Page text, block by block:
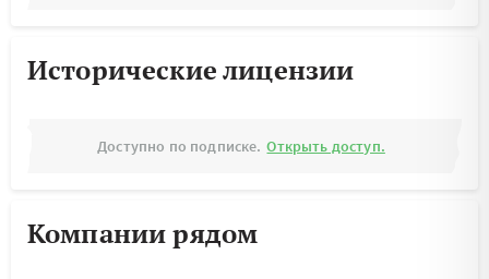
Исторические лицензии
Доступно по подписке. Открыть доступ.
Компании рядом